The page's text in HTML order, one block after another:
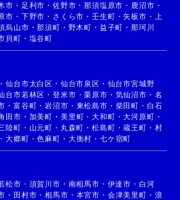
市 ・ 足利市 ・佐野市 ・那須塩原市 ・ 鹿沼市 ・
市 ・ 下野市 ・ さくら市 ・壬生町 ・矢板市 ・
上
烏山市 ・那須町 ・ 野木町 ・ 益子町 ・那珂川
貝町 ・ 塩谷町
・仙台市太白区 ・ 仙台市泉区 ・ 仙台市宮城野
台市若林区 ・登米市 ・栗原市 ・ 気仙沼市 ・ 名
・富谷町 ・岩沼市 ・ 東松島市 ・ 柴田町 ・ 白石
田市 ・ 加美町 ・ 美里町 ・大和町 ・大河原町 ・
陸町 ・ 山元町 ・ 丸森町 ・松島町 ・蔵王町 ・ 村
・大郷町 ・色麻町 ・ 大衡村 ・ 七ケ宿町
松市 ・ 須賀川市 ・ 南相馬市 ・ 伊達市 ・ 白河
・ 田村市 ・相馬市 ・ 本宮市 ・ 会津美里町 ・ 浪